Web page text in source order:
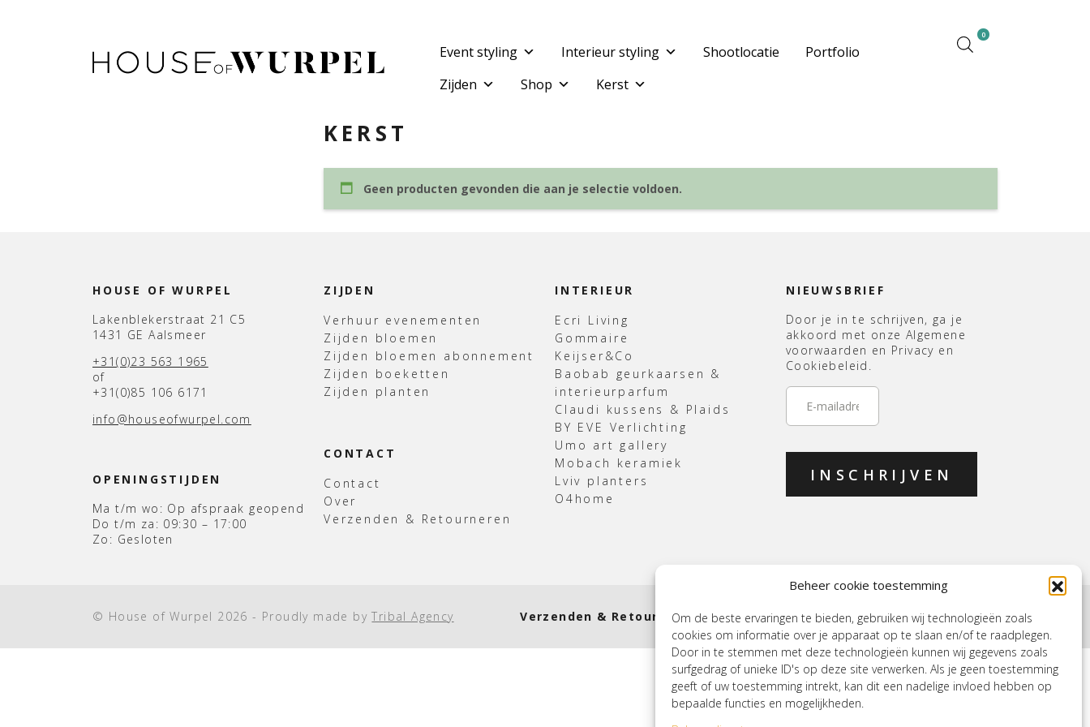
Beheer cookie toestemming
Om de beste ervaringen te bieden, gebruiken wij technologieën zoals
cookies om informatie over je apparaat op te slaan en/of te raadplegen.
Door in te stemmen met deze technologieën kunnen wij gegevens zoals
surfgedrag of unieke ID's op deze site verwerken. Als je geen toestemming
geeft of uw toestemming intrekt, kan dit een nadelige invloed hebben op
bepaalde functies en mogelijkheden.
Event styling Interieur styling Shootlocatie
Portfolio
Zijden
Shop Kerst
0
KERST
Geen producten gevonden die aan je selectie voldoen.
HOUSE OF WURPEL
Lakenblekerstraat 21 C5
1431 GE Aalsmeer
+31(0)23 563 1965
of
+31(0)85 106 6171
info@houseofwurpel.com
OPENINGSTIJDEN
Ma t/m wo: Op afspraak geopend
Do t/m za: 09:30 – 17:00
Zo: Gesloten
ZIJDEN
Verhuur evenementen
Zijden bloemen
Zijden bloemen abonnement
Zijden boeketten
Zijden planten
CONTACT
Contact
Over
Verzenden & Retourneren
INTERIEUR
Ecri Living
Gommaire
Keijser&Co
Baobab geurkaarsen &
interieurparfum
Claudi kussens & Plaids
BY EVE Verlichting
Umo art gallery
Mobach keramiek
Lviv planters
O4home
NIEUWSBRIEF
Door je in te schrijven, ga je
akkoord met onze Algemene
voorwaarden en Privacy en
Cookiebeleid.
E-
mailadres
Verzenden & RetournerenCookiebeleid (EU)Mijn account
© House of Wurpel 2026 - Proudly made byTribal Agency